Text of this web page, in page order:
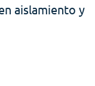
aislamiento y